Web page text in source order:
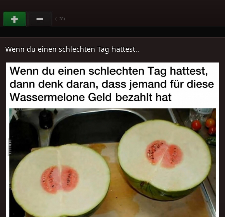
(+28)
Wenn du einen schlechten Tag hattest..